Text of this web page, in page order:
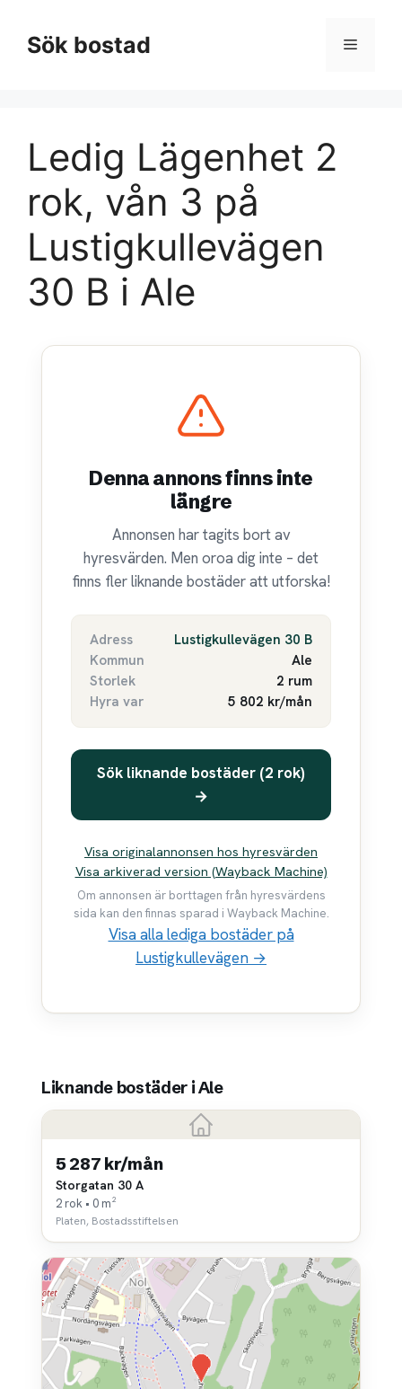
innehållSök bostad Meny
Ledig Lägenhet 2
rok, vån 3 på
Lustigkullevägen
30 B i Ale
Denna annons finns inte
längre
Annonsen har tagits bort av
hyresvärden. Men oroa dig inte – det
finns fler liknande bostäder att utforska!
Adress
Lustigkullevägen 30 B
Kommun
Ale
Storlek
2 rum
Hyra var
5 802 kr/mån
Sök liknande bostäder (2 rok)
→
Visa originalannonsen hos hyresvärden
Visa arkiverad version (Wayback Machine)
Om annonsen är borttagen från hyresvärdens
sida kan den finnas sparad i Wayback Machine.
Visa alla lediga bostäder på
Lustigkullevägen →
Liknande bostäder i Ale
5 287 kr/mån
Storgatan 30 A
2 rok • 0 m²
Platen, Bostadsstiftelsen